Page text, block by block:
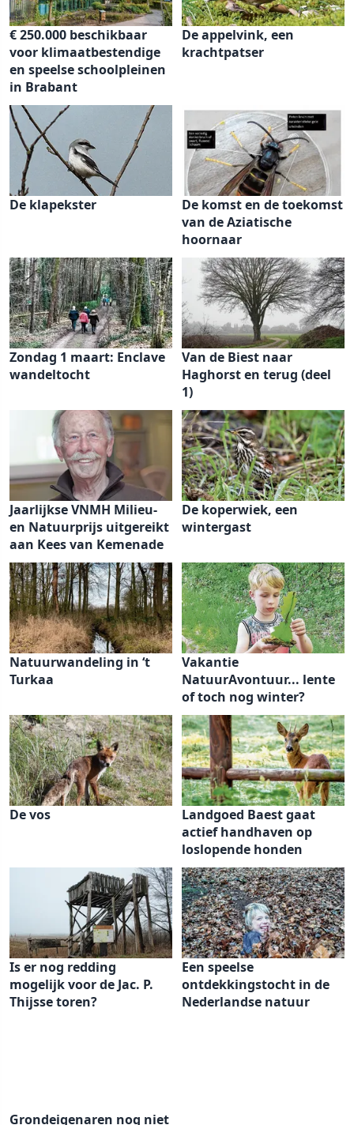
€ 250.000 beschikbaar
voor klimaatbestendige
en speelse schoolpleinen
in Brabant
De appelvink, een
krachtpatser
De klapekster
De komst en de toekomst
van de Aziatische
hoornaar
Zondag 1 maart: Enclave
wandeltocht
Van de Biest naar
Haghorst en terug (deel
1)
Jaarlijkse VNMH Milieu-
en Natuurprijs uitgereikt
aan Kees van Kemenade
De koperwiek, een
wintergast
Natuurwandeling in ‘t
Turkaa
Vakantie
NatuurAvontuur... lente
of toch nog winter?
De vos
Landgoed Baest gaat
actief handhaven op
loslopende honden
Is er nog redding
mogelijk voor de Jac. P.
Thijsse toren?
Een speelse
ontdekkingstocht in de
Nederlandse natuur
Grondeigenaren nog niet